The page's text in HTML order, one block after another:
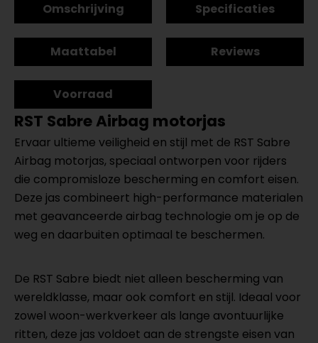
Omschrijving Specificaties
Maattabel Reviews
Voorraad
RST Sabre Airbag motorjas
Ervaar ultieme veiligheid en stijl met de RST Sabre
Airbag motorjas, speciaal ontworpen voor rijders
die compromisloze bescherming en comfort eisen.
Deze jas combineert high-performance materialen
met geavanceerde airbag technologie om je op de
weg en daarbuiten optimaal te beschermen.
De RST Sabre biedt niet alleen bescherming van
wereldklasse, maar ook comfort en stijl. Ideaal voor
zowel woon-werkverkeer als lange avontuurlijke
ritten, deze jas voldoet aan de strengste eisen van